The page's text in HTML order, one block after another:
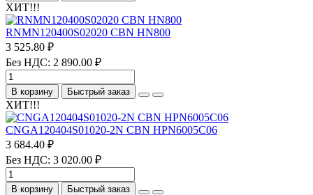
ХИТ!!!
RNMN120400S02020 CBN HN800
3 525.80 ₽
Без НДС: 2 890.00 ₽
В корзину Быстрый заказ
ХИТ!!!
CNGA120404S01020-2N CBN HPN6005C06
3 684.40 ₽
Без НДС: 3 020.00 ₽
В корзину Быстрый заказ